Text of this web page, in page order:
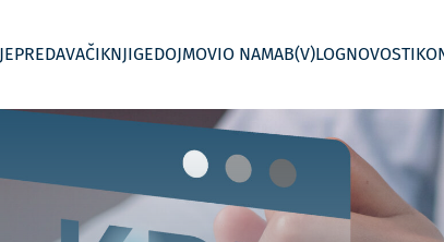
PREDAVAČIKNJIGEDOJMOVIO NAMAB(V)LOGNOVOSTI